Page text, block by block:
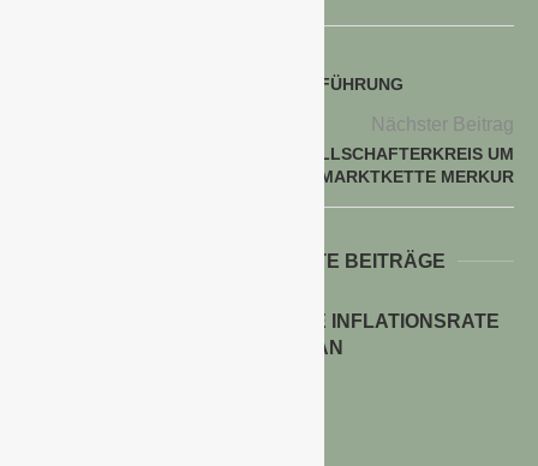
HAGEBAU ERWEITERT GESCHÄFTSFÜHRUNG
Nächster Beitrag
HAGEBAU ERWEITERT GESELLSCHAFTERKREIS UM
SLOWENISCHE BAUMARKTKETTE MERKUR
WEITERE INTERESSANTE BEITRÄGE
ENERGIEPREISE TREIBEN DIE INFLATIONSRATE
IM JULI 2026 AN